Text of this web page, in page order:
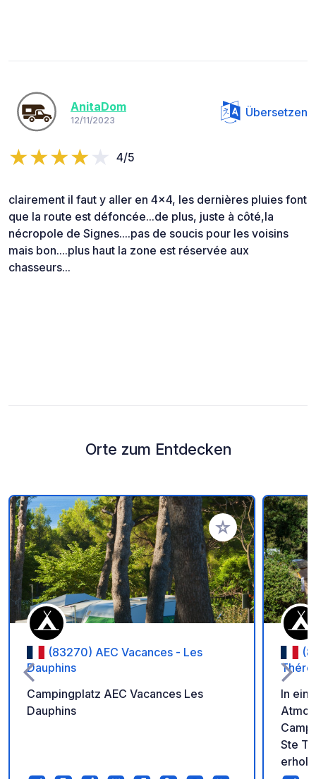
AnitaDom
12/11/2023
Übersetzen
4/5
clairement il faut y aller en 4x4, les dernières pluies font
que la route est défoncée...de plus, juste à côté,la
nécropole de Signes....pas de soucis pour les voisins
mais bon....plus haut la zone est réservée aux
chasseurs...
Orte zum Entdecken
Zu Ihren Favoriten
(83270) AEC Vacances - Les
Dauphins
Campingplatz AEC Vacances Les
Dauphins
In
Ste
erholsamen